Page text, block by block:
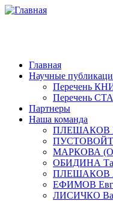
Главная
Научные
Перечень
Перечень
Партнеры
Наша команда
ПЛЕШАКОВ
МАРКОВА
ОБИДИНА
ПЛЕШАКОВ
ЕФИМОВ
ЛИСИЧКО